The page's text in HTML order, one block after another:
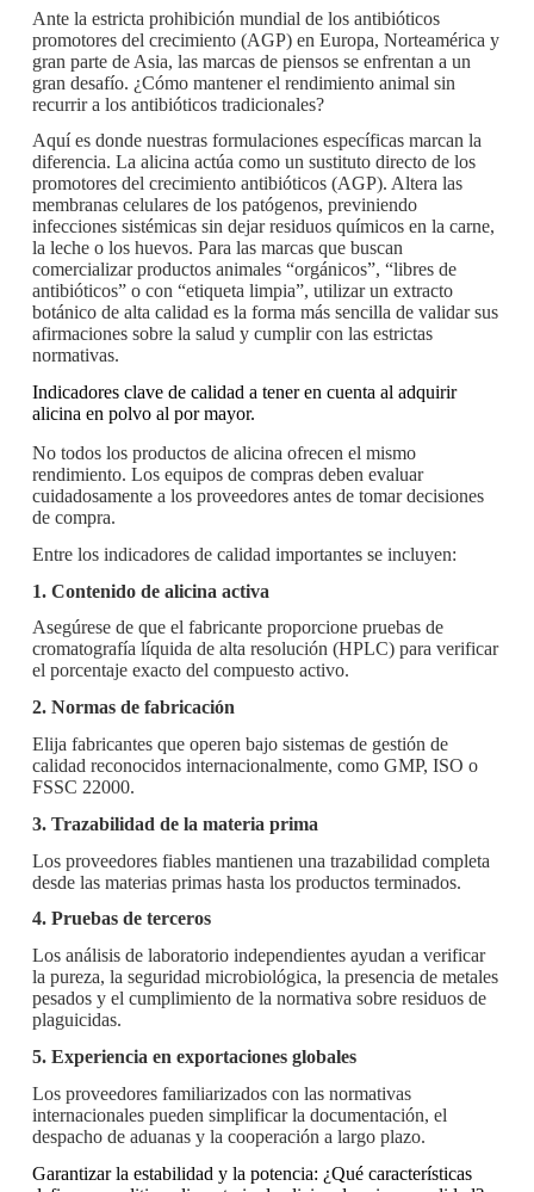
Ante la estricta prohibición mundial de los antibióticos
promotores del crecimiento (AGP) en Europa, Norteamérica y
gran parte de Asia, las marcas de piensos se enfrentan a un
gran desafío. ¿Cómo mantener el rendimiento animal sin
recurrir a los antibióticos tradicionales?
Aquí es donde nuestras formulaciones específicas marcan la
diferencia. La alicina actúa como un sustituto directo de los
promotores del crecimiento antibióticos (AGP). Altera las
membranas celulares de los patógenos, previniendo
infecciones sistémicas sin dejar residuos químicos en la carne,
la leche o los huevos. Para las marcas que buscan
comercializar productos animales “orgánicos”, “libres de
antibióticos” o con “etiqueta limpia”, utilizar un extracto
botánico de alta calidad es la forma más sencilla de validar sus
afirmaciones sobre la salud y cumplir con las estrictas
normativas.
Indicadores clave de calidad a tener en cuenta al adquirir
alicina en polvo al por mayor.
No todos los productos de alicina ofrecen el mismo
rendimiento. Los equipos de compras deben evaluar
cuidadosamente a los proveedores antes de tomar decisiones
de compra.
Entre los indicadores de calidad importantes se incluyen:
1. Contenido de alicina activa
Asegúrese de que el fabricante proporcione pruebas de
cromatografía líquida de alta resolución (HPLC) para verificar
el porcentaje exacto del compuesto activo.
2. Normas de fabricación
Elija fabricantes que operen bajo sistemas de gestión de
calidad reconocidos internacionalmente, como GMP, ISO o
FSSC 22000.
3. Trazabilidad de la materia prima
Los proveedores fiables mantienen una trazabilidad completa
desde las materias primas hasta los productos terminados.
4. Pruebas de terceros
Los análisis de laboratorio independientes ayudan a verificar
la pureza, la seguridad microbiológica, la presencia de metales
pesados ​​y el cumplimiento de la normativa sobre residuos de
plaguicidas.
5. Experiencia en exportaciones globales
Los proveedores familiarizados con las normativas
internacionales pueden simplificar la documentación, el
despacho de aduanas y la cooperación a largo plazo.
Garantizar la estabilidad y la potencia: ¿Qué características